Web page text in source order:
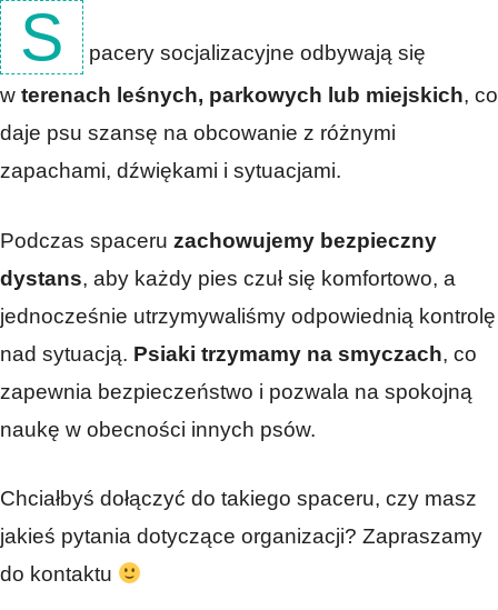
S
pacery socjalizacyjne odbywają się
w terenach leśnych, parkowych lub miejskich, co
daje psu szansę na obcowanie z różnymi
zapachami, dźwiękami i sytuacjami.
Podczas spaceru zachowujemy bezpieczny
dystans, aby każdy pies czuł się komfortowo, a
jednocześnie utrzymywaliśmy odpowiednią kontrolę
nad sytuacją. Psiaki trzymamy na smyczach, co
zapewnia bezpieczeństwo i pozwala na spokojną
naukę w obecności innych psów.
Chciałbyś dołączyć do takiego spaceru, czy masz
jakieś pytania dotyczące organizacji? Zapraszamy
do kontaktu